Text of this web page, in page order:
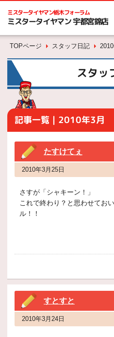
ミスタータイヤマン栃木フォーラム
ミスタータイヤマン 宇都宮錦店
TOPページ スタッフ日記
スタッ
記事一覧｜2010年3月
たすけてぇ
2010年3月25日
さすが「シャキーン！」
これで終わり？と思わせてお
ル！！
すとすと
2010年3月24日